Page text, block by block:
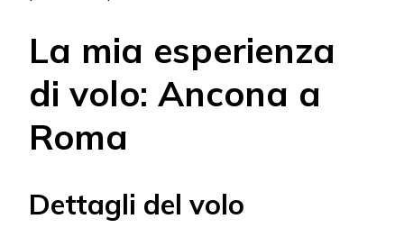
La mia esperienza
di volo: Ancona a
Roma
Dettagli del volo